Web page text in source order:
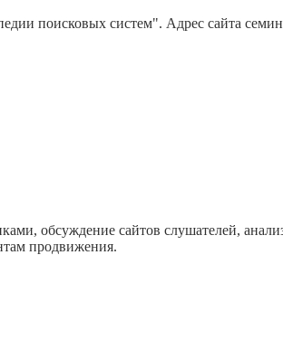
поисковых систем". Адрес сайта
обсуждение сайтов слушателей,
продвижения.